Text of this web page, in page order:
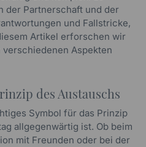
der Partnerschaft und der
und Fallstricke,
Artikel erforschen wir
Aspekten
des Austauschs
Symbol für das Prinzip
allgegenwärtig ist. Ob beim
mit Freunden oder bei der